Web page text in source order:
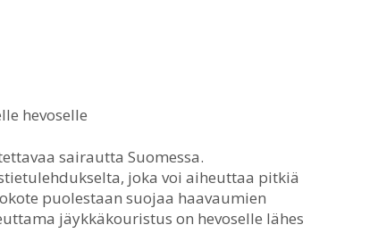
hevoselle
sairautta Suomessa.
joka voi aiheuttaa pitkiä
puolestaan suojaa haavaumien
jäykkäkouristus on hevoselle lähes